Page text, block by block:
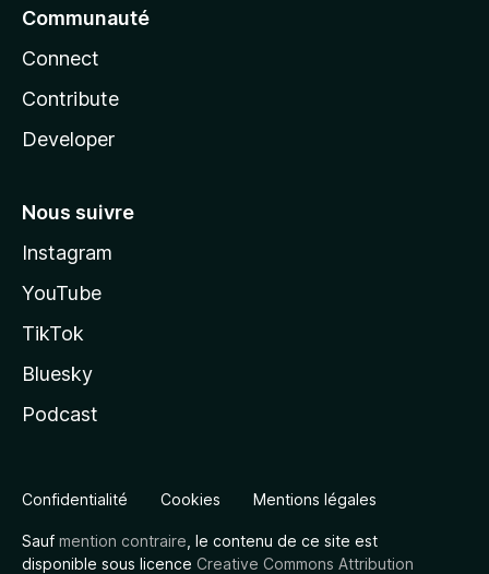
Communauté
Connect
Contribute
Developer
Nous suivre
Instagram
YouTube
TikTok
Bluesky
Podcast
Confidentialité Cookies Mentions légales
Sauf mention contraire , le contenu de ce site est
disponible sous licence Creative Commons Attribution